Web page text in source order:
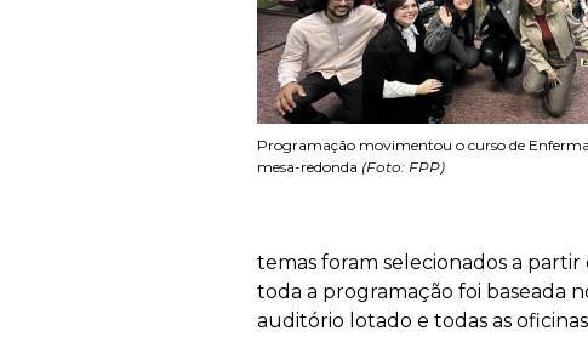
Programação movimentou o curso de
mesa-redonda (Foto: FPP)
temas foram selecionados a
toda a programação foi baseada
auditório lotado e todas as